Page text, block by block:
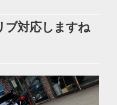
ブ対応しますね